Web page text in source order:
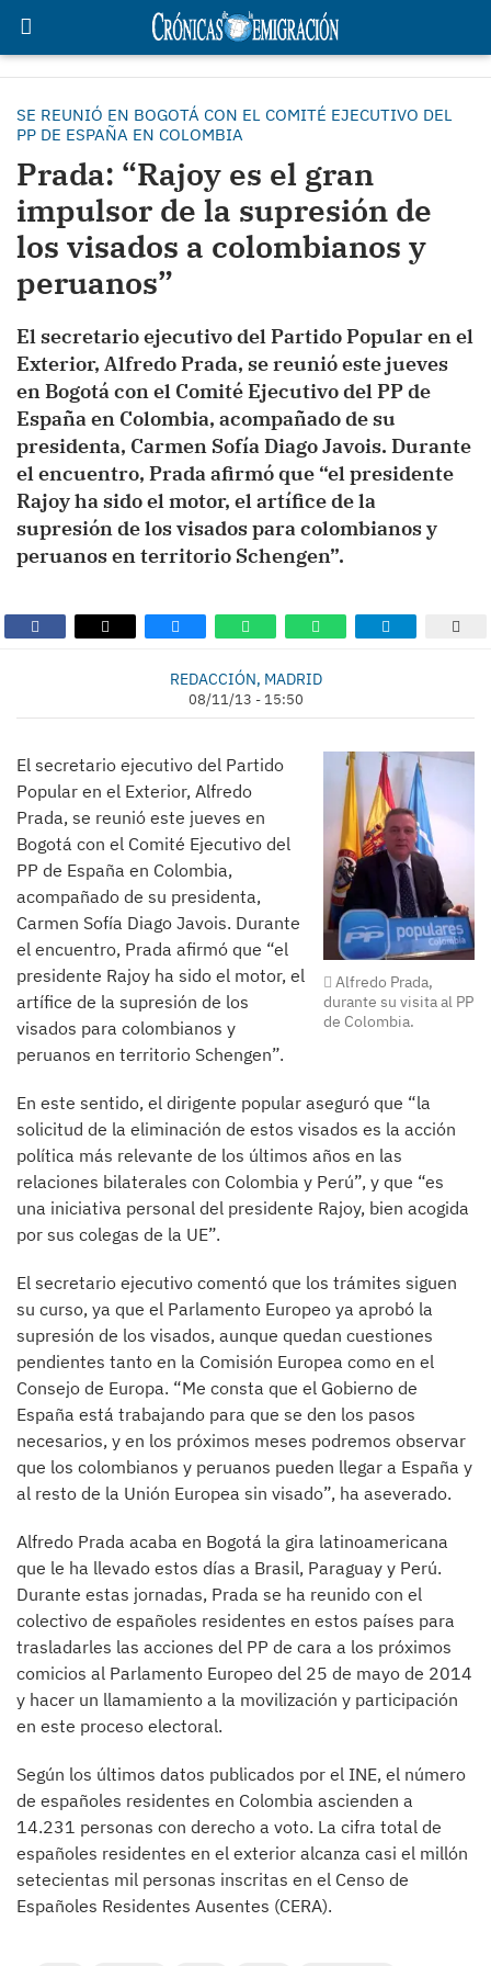
SE REUNIÓ EN BOGOTÁ CON EL COMITÉ EJECUTIVO DEL
PP DE ESPAÑA EN COLOMBIA
Prada: “Rajoy es el gran
impulsor de la supresión de
los visados a colombianos y
peruanos”
El secretario ejecutivo del Partido Popular en el
Exterior, Alfredo Prada, se reunió este jueves
en Bogotá con el Comité Ejecutivo del PP de
España en Colombia, acompañado de su
presidenta, Carmen Sofía Diago Javois. Durante
el encuentro, Prada afirmó que “el presidente
Rajoy ha sido el motor, el artífice de la
supresión de los visados para colombianos y
peruanos en territorio Schengen”.
REDACCIÓN, MADRID
08/11/13 - 15:50
Alfredo Prada,
durante su visita al PP
de Colombia.
El secretario ejecutivo del Partido
Popular en el Exterior, Alfredo
Prada, se reunió este jueves en
Bogotá con el Comité Ejecutivo del
PP de España en Colombia,
acompañado de su presidenta,
Carmen Sofía Diago Javois. Durante
el encuentro, Prada afirmó que “el
presidente Rajoy ha sido el motor, el
artífice de la supresión de los
visados para colombianos y
peruanos en territorio Schengen”.
En este sentido, el dirigente popular aseguró que “la
solicitud de la eliminación de estos visados es la acción
política más relevante de los últimos años en las
relaciones bilaterales con Colombia y Perú”, y que “es
una iniciativa personal del presidente Rajoy, bien acogida
por sus colegas de la UE”.
El secretario ejecutivo comentó que los trámites siguen
su curso, ya que el Parlamento Europeo ya aprobó la
supresión de los visados, aunque quedan cuestiones
pendientes tanto en la Comisión Europea como en el
Consejo de Europa. “Me consta que el Gobierno de
España está trabajando para que se den los pasos
necesarios, y en los próximos meses podremos observar
que los colombianos y peruanos pueden llegar a España y
al resto de la Unión Europea sin visado”, ha aseverado.
Alfredo Prada acaba en Bogotá la gira latinoamericana
que le ha llevado estos días a Brasil, Paraguay y Perú.
Durante estas jornadas, Prada se ha reunido con el
colectivo de españoles residentes en estos países para
trasladarles las acciones del PP de cara a los próximos
comicios al Parlamento Europeo del 25 de mayo de 2014
y hacer un llamamiento a la movilización y participación
en este proceso electoral.
Según los últimos datos publicados por el INE, el número
de españoles residentes en Colombia ascienden a
14.231 personas con derecho a voto. La cifra total de
españoles residentes en el exterior alcanza casi el millón
setecientas mil personas inscritas en el Censo de
Españoles Residentes Ausentes (CERA).